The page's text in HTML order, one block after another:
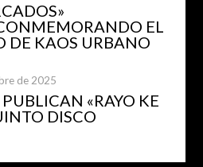
EL
DE KAOS URBANO
de 2025
«RAYO KE
DISCO